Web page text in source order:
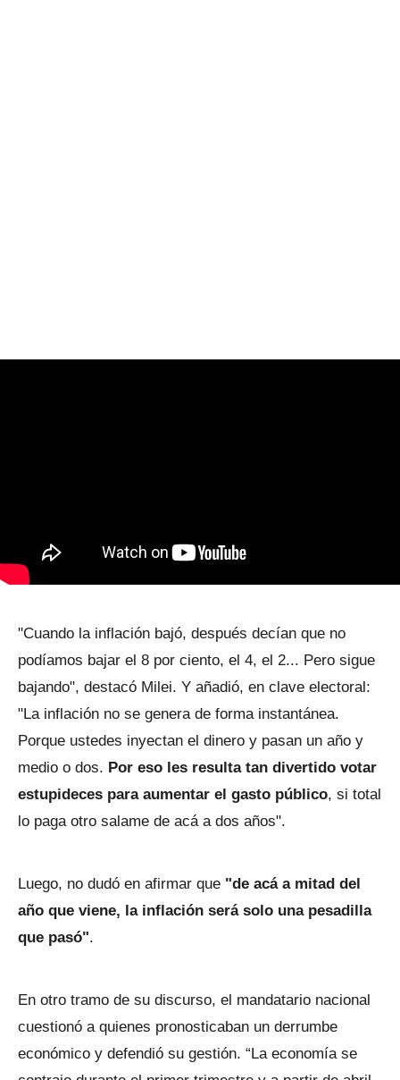
"Cuando la inflación bajó, después decían que no
podíamos bajar el 8 por ciento, el 4, el 2... Pero sigue
bajando", destacó Milei. Y añadió, en clave electoral:
"La inflación no se genera de forma instantánea.
Porque ustedes inyectan el dinero y pasan un año y
medio o dos. Por eso les resulta tan divertido votar
estupideces para aumentar el gasto público, si total
lo paga otro salame de acá a dos años".
Luego, no dudó en afirmar que "de acá a mitad del
año que viene, la inflación será solo una pesadilla
que pasó".
En otro tramo de su discurso, el mandatario nacional
cuestionó a quienes pronosticaban un derrumbe
económico y defendió su gestión. “La economía se